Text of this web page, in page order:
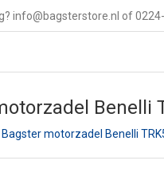
info@bagsterstore.nl of
Benelli
Bagster motorzadel Benelli